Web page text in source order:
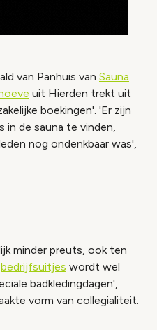
van Panhuis van Sauna
uit Hierden trekt uit
boekingen'. 'Er zijn
in de sauna te vinden,
nog ondenkbaar was',
minder preuts, ook ten
bedrijfsuitjes wordt wel
badkledingdagen',
vorm van collegialiteit.